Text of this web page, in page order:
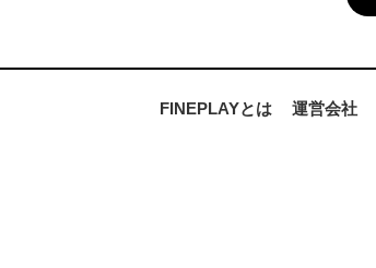
FINEPLAYとは 運営会社